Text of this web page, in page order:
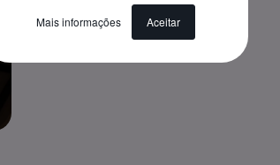
Mais informações Aceitar